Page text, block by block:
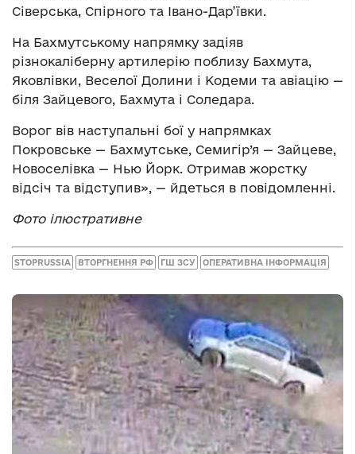
Сіверська, Спірного та Івано-Дар’ївки.
На Бахмутському напрямку задіяв
різнокаліберну артилерію поблизу Бахмута,
Яковлівки, Веселої Долини і Кодеми та авіацію —
біля Зайцевого, Бахмута і Соледара.
Ворог вів наступальні бої у напрямках
Покровське — Бахмутське, Семигір’я — Зайцеве,
Новоселівка — Нью Йорк. Отримав жорстку
відсіч та відступив», — йдеться в повідомленні.
Фото ілюстративне
STOPRUSSIA ВТОРГНЕННЯ РФ ГШ ЗСУ ОПЕРАТИВНА ІНФОРМАЦІЯ